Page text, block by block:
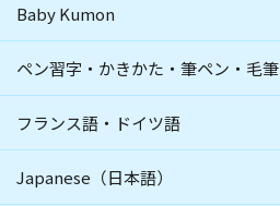
Baby Kumon
ペン習字・かきかた・筆ペン・毛筆
フランス語・ドイツ語
Japanese（日本語）